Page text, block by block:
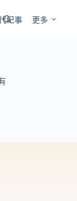
紀事 更多